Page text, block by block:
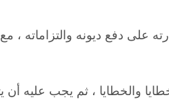
على دفع ديونه والتزاماته ،
والخطايا ، ثم يجب عليه أن